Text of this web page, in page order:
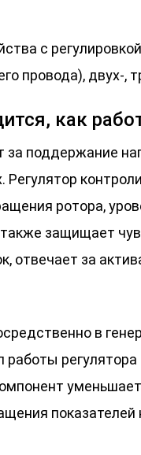
с
провода), двух-,
как
за поддержание
Регулятор
ротора,
защищает
отвечает за
в
регулятора
показателей